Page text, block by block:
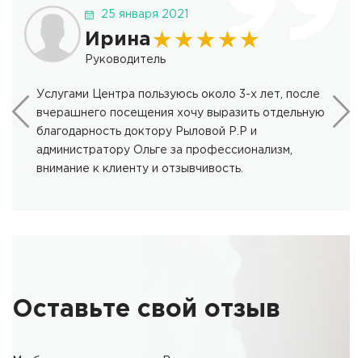
25 января 2021
Ирина★★★★★
Руководитель
Услугами Центра пользуюсь около 3-х лет, после
вчерашнего посещения хочу выразить отдельную
благодарность доктору Рыловой Р.Р и
администратору Ольге за профессионализм,
внимание к клиенту и отзывчивость.
Оставьте свой отзыв